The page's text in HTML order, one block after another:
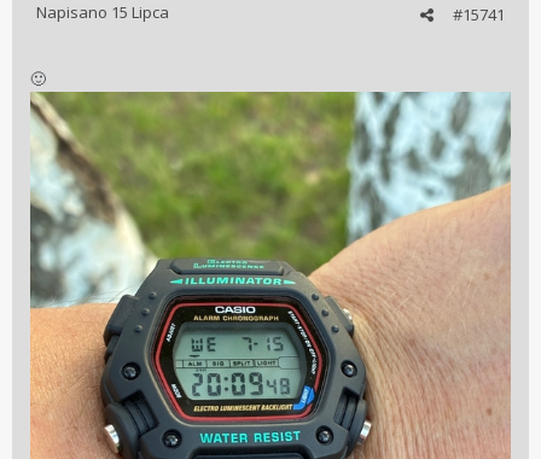
#15741
Napisano 15 Lipca
🙂